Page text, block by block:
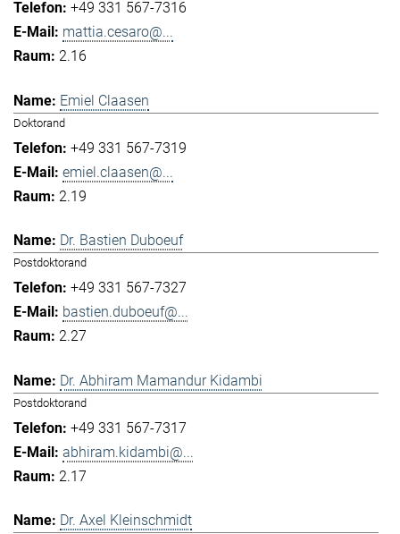
+49 331 567-7316
mattia.cesaro@...
2.16
Emiel Claasen
Doktorand
+49 331 567-7319
emiel.claasen@...
2.19
Dr. Bastien Duboeuf
Postdoktorand
+49 331 567-7327
bastien.duboeuf@...
2.27
Dr. Abhiram Mamandur Kidambi
Postdoktorand
+49 331 567-7317
abhiram.kidambi@...
2.17
Dr. Axel Kleinschmidt